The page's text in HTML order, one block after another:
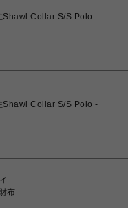
Shawl Collar S/S Polo -
Shawl Collar S/S Polo -
布